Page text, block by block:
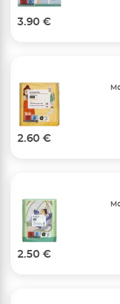
3.90 €
2.60 €
2.50 €